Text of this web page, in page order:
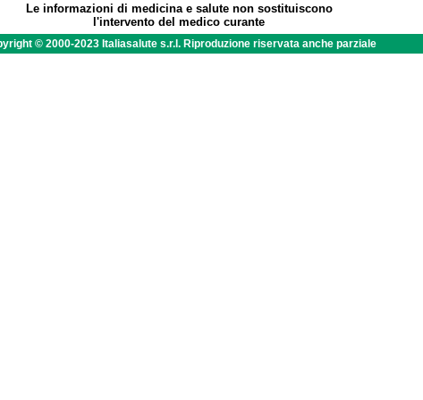
Le informazioni di medicina e salute non sostituiscono
l'intervento del medico curante
© 2000-2023 Italiasalute s.r.l. Riproduzione riservata anche parziale